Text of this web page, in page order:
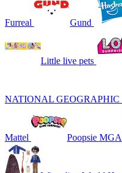
Furreal Gund
Little live pets
NATIONAL GEOGRAPHIC
Mattel Poopsie MGA